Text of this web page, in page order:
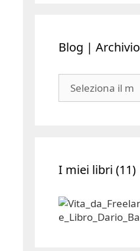
Blog | Archivio
I miei libri (11)